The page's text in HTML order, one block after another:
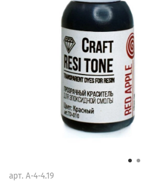
арт. A-4-4.19